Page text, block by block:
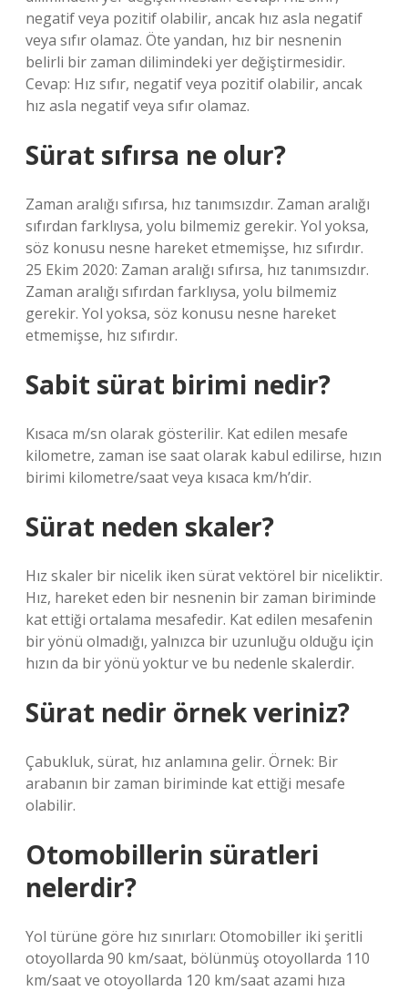
negatif veya pozitif olabilir, ancak hız asla negatif
veya sıfır olamaz. Öte yandan, hız bir nesnenin
belirli bir zaman dilimindeki yer değiştirmesidir.
Cevap: Hız sıfır, negatif veya pozitif olabilir, ancak
hız asla negatif veya sıfır olamaz.
Sürat sıfırsa ne olur?
Zaman aralığı sıfırsa, hız tanımsızdır. Zaman aralığı
sıfırdan farklıysa, yolu bilmemiz gerekir. Yol yoksa,
söz konusu nesne hareket etmemişse, hız sıfırdır.
25 Ekim 2020: Zaman aralığı sıfırsa, hız tanımsızdır.
Zaman aralığı sıfırdan farklıysa, yolu bilmemiz
gerekir. Yol yoksa, söz konusu nesne hareket
etmemişse, hız sıfırdır.
Sabit sürat birimi nedir?
Kısaca m/sn olarak gösterilir. Kat edilen mesafe
kilometre, zaman ise saat olarak kabul edilirse, hızın
birimi kilometre/saat veya kısaca km/h’dir.
Sürat neden skaler?
Hız skaler bir nicelik iken sürat vektörel bir niceliktir.
Hız, hareket eden bir nesnenin bir zaman biriminde
kat ettiği ortalama mesafedir. Kat edilen mesafenin
bir yönü olmadığı, yalnızca bir uzunluğu olduğu için
hızın da bir yönü yoktur ve bu nedenle skalerdir.
Sürat nedir örnek veriniz?
Çabukluk, sürat, hız anlamına gelir. Örnek: Bir
arabanın bir zaman biriminde kat ettiği mesafe
olabilir.
Otomobillerin süratleri
nelerdir?
Yol türüne göre hız sınırları: Otomobiller iki şeritli
otoyollarda 90 km/saat, bölünmüş otoyollarda 110
km/saat ve otoyollarda 120 km/saat azami hıza